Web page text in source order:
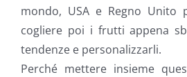
mondo, USA e Regno Unito
cogliere poi i frutti appena
tendenze e personalizzarli.
Perché mettere insieme